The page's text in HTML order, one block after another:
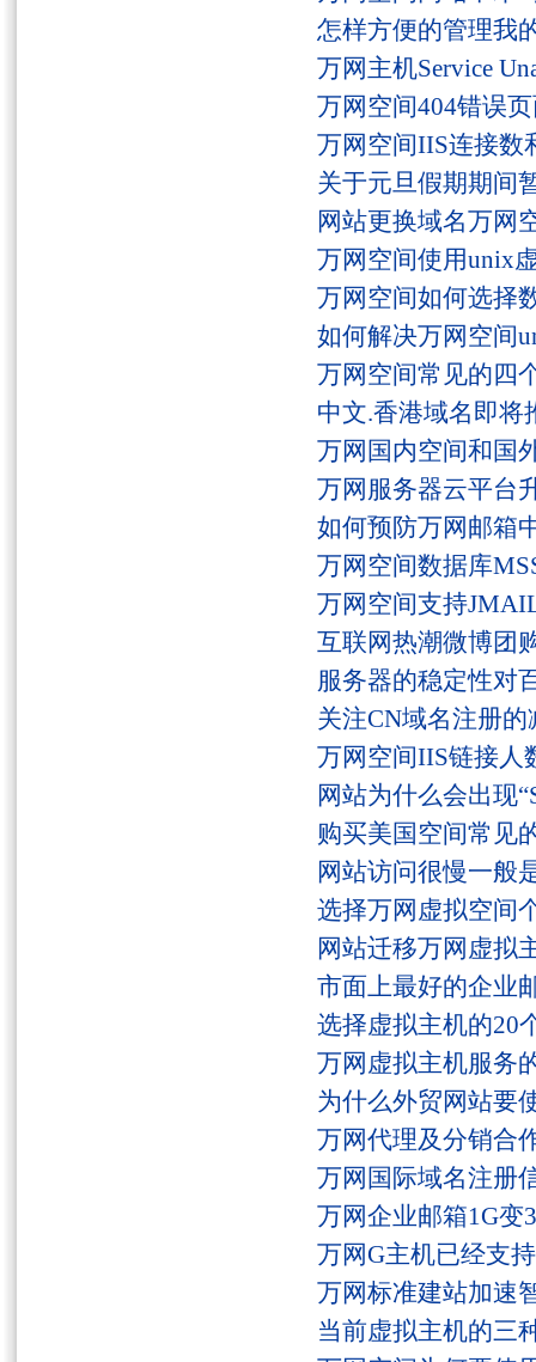
怎样方便的管理我
万网主机Service
万网空间404错误
万网空间IIS连接数
关于元旦假期期间
网站更换域名万网
万网空间使用unix
万网空间如何选择
如何解决万网空间
万网空间常见的四
中文.香港域名即将
万网国内空间和国
万网服务器云平台
如何预防万网邮箱
万网空间数据库
万网空间支持
互联网热潮微博团
服务器的稳定性对
关注CN域名注册
万网空间IIS链接人
网站为什么会出现
购买美国空间常见
网站访问很慢一般
选择万网虚拟空间
网站迁移万网虚拟
市面上最好的企业
选择虚拟主机的20
万网虚拟主机服务
为什么外贸网站要
万网代理及分销合
万网国际域名注册
万网企业邮箱1G变
万网G主机已经支
万网标准建站加速
当前虚拟主机的三